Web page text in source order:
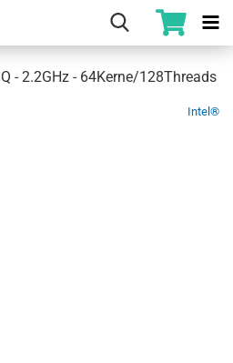
- 2.2GHz - 64Kerne/128Threads
Intel®